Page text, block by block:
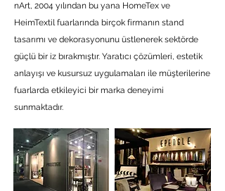
nArt, 2004 yılından bu yana HomeTex ve
HeimTextil fuarlarında birçok firmanın stand
tasarımı ve dekorasyonunu üstlenerek sektörde
güçlü bir iz bırakmıştır. Yaratıcı çözümleri, estetik
anlayışı ve kusursuz uygulamaları ile müşterilerine
fuarlarda etkileyici bir marka deneyimi
sunmaktadır.